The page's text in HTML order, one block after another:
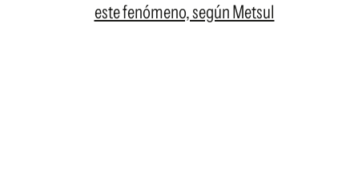
este fenómeno, según Metsul